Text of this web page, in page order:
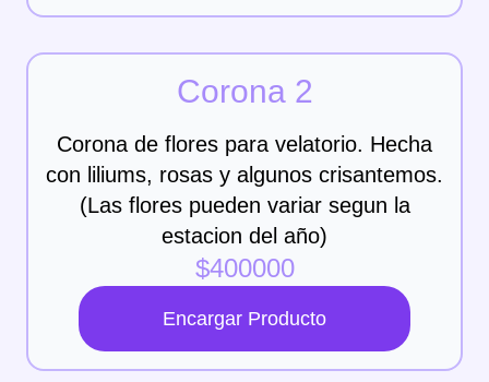
Corona 2
Corona de flores para velatorio. Hecha
con liliums, rosas y algunos crisantemos.
(Las flores pueden variar segun la
estacion del año)
$400000
Encargar Producto